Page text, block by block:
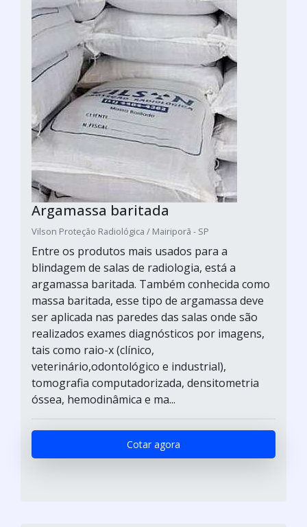
Argamassa baritada
Vilson Proteção Radiológica / Mairiporã - SP
Entre os produtos mais usados para a
blindagem de salas de radiologia, está a
argamassa baritada. Também conhecida como
massa baritada, esse tipo de argamassa deve
ser aplicada nas paredes das salas onde são
realizados exames diagnósticos por imagens,
tais como raio-x (clínico,
veterinário,odontológico e industrial),
tomografia computadorizada, densitometria
óssea, hemodinâmica e ma...
Cotar agora